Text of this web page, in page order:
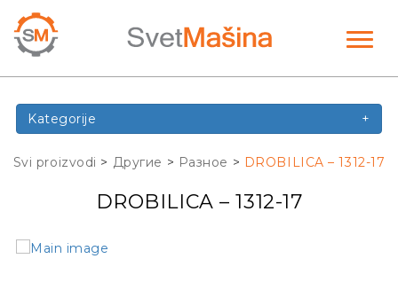
Kategorije +
Svi proizvodi > Другие > Разное > DROBILICA – 1312-17
DROBILICA – 1312-17